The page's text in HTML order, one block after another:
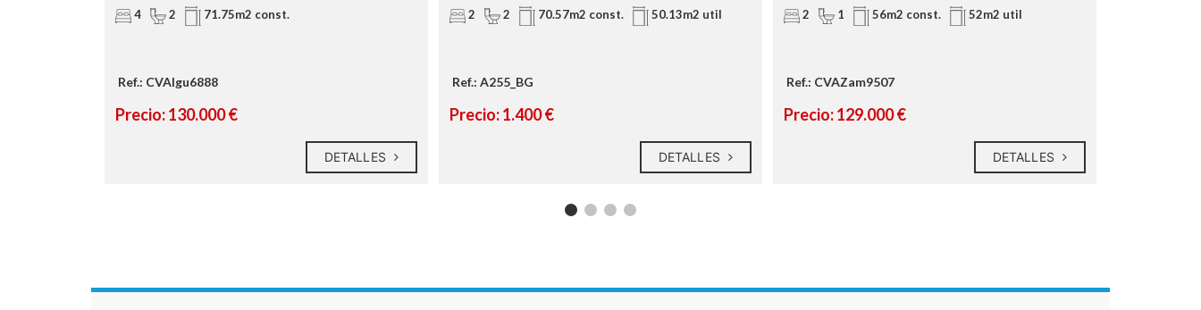
más de 104 m² construidos
4 2 71.75m2 const.
Ref.: CVAIgu6888
Precio: 130.000 €
DETALLES
2 2 70.57m2 const. 50.13m2 util
Ref.: A255_BG
Precio: 1.400 €
DETALLES
2 1 56m2 const. 52m2 util
Ref.: CVAZam9507
Precio: 129.000 €
DETALLES